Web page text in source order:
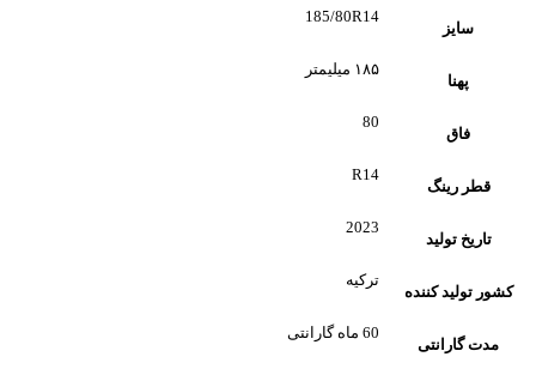
سایز
185/80R14
پهنا
۱۸۵ میلیمتر
فاق
80
قطر رینگ
R14
تاریخ تولید
2023
کشور تولید کننده
ترکیه
مدت گارانتی
60 ماه گارانتی